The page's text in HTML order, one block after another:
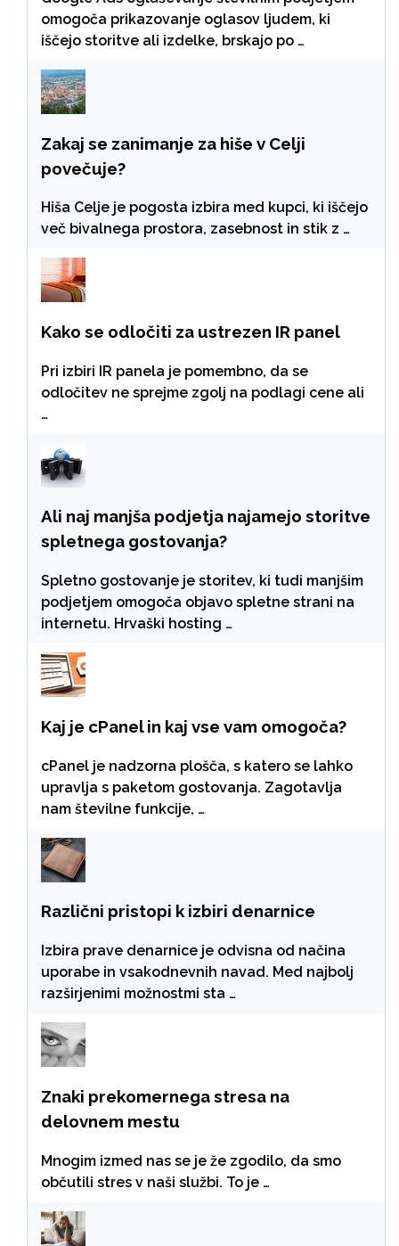
omogoča prikazovanje oglasov ljudem, ki
iščejo storitve ali izdelke, brskajo po …
Zakaj se zanimanje za hiše v Celji
povečuje?
Hiša Celje je pogosta izbira med kupci, ki iščejo
več bivalnega prostora, zasebnost in stik z …
Kako se odločiti za ustrezen IR panel
Pri izbiri IR panela je pomembno, da se
odločitev ne sprejme zgolj na podlagi cene ali
…
Ali naj manjša podjetja najamejo storitve
spletnega gostovanja?
Spletno gostovanje je storitev, ki tudi manjšim
podjetjem omogoča objavo spletne strani na
internetu. Hrvaški hosting …
Kaj je cPanel in kaj vse vam omogoča?
cPanel je nadzorna plošča, s katero se lahko
upravlja s paketom gostovanja. Zagotavlja
nam številne funkcije, …
Različni pristopi k izbiri denarnice
Izbira prave denarnice je odvisna od načina
uporabe in vsakodnevnih navad. Med najbolj
razširjenimi možnostmi sta …
Znaki prekomernega stresa na
delovnem mestu
Mnogim izmed nas se je že zgodilo, da smo
občutili stres v naši službi. To je …